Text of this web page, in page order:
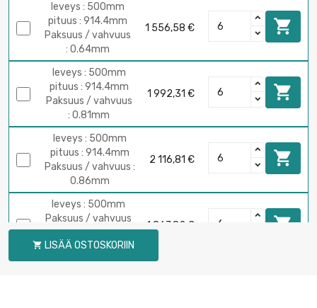
leveys : 500mm
pituus : 914.4mm
Paksuus / vahvuus
: 0.64mm
1 556,58 € 
leveys : 500mm
pituus : 914.4mm
Paksuus / vahvuus
: 0.81mm
1 992,31 € 
leveys : 500mm
pituus : 914.4mm
Paksuus / vahvuus :
0.86mm
2 116,81 € 
leveys : 500mm
Paksuus / vahvuus
: 1.02mm
pituus : 914.4mm
1 867,82 € 
 LISÄÄ OSTOSKORIIN